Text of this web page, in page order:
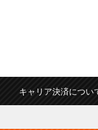
キャリア決済につい